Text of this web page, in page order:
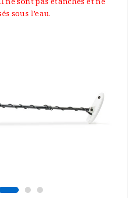
ne sont pas étanches et ne
sous l’eau.